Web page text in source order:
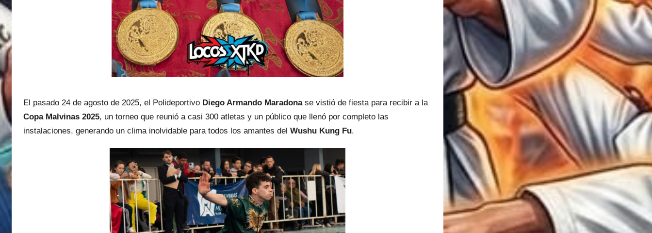
El pasado 24 de agosto de 2025, el Polideportivo Diego Armando Maradonase vistió de fiesta para recibir a la
Copa Malvinas 2025, un torneo que reunió a casi 300 atletas y un público que llenó por completo las
instalaciones, generando un clima inolvidable para todos los amantes del Wushu Kung Fu.